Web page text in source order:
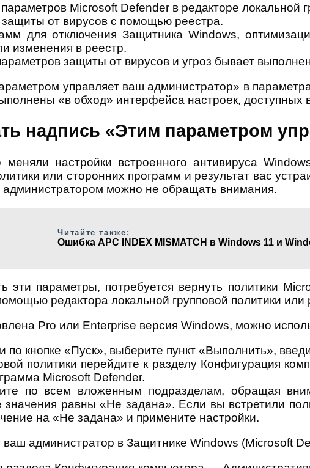
Microsoft Defender в редакторе локальной
от вирусов с помощью реестра.
для отключения Защитника Windows,
изменения в реестр.
защиты от вирусов и угроз бывает
управляет ваш администратор» в
«в обход» интерфейса настроек, доступных
надпись «Этим параметром
настройки встроенного антивируса
или сторонних программ и результат вас
можно не обращать внимания.
Читайте также:
Ошибка APC INDEX MISMATCH в Windows 11 и
эти параметры, потребуется вернуть политики
редактора локальной групповой политики или
Pro или Enterprise версия Windows, можно
кнопке «Пуск», выберите пункт «Выполнить»,
политики перейдите к разделу Конфигурация
Microsoft Defender.
по всем вложенным подразделам, обращая
равны «Не задана». Если вы встретили
на «Не задана» и примените настройки.